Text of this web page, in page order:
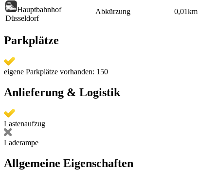
Hauptbahnhof
Düsseldorf
Abkürzung 0,01km
Parkplätze
eigene Parkplätze vorhanden: 150
Anlieferung & Logistik
Lastenaufzug
Laderampe
Allgemeine Eigenschaften